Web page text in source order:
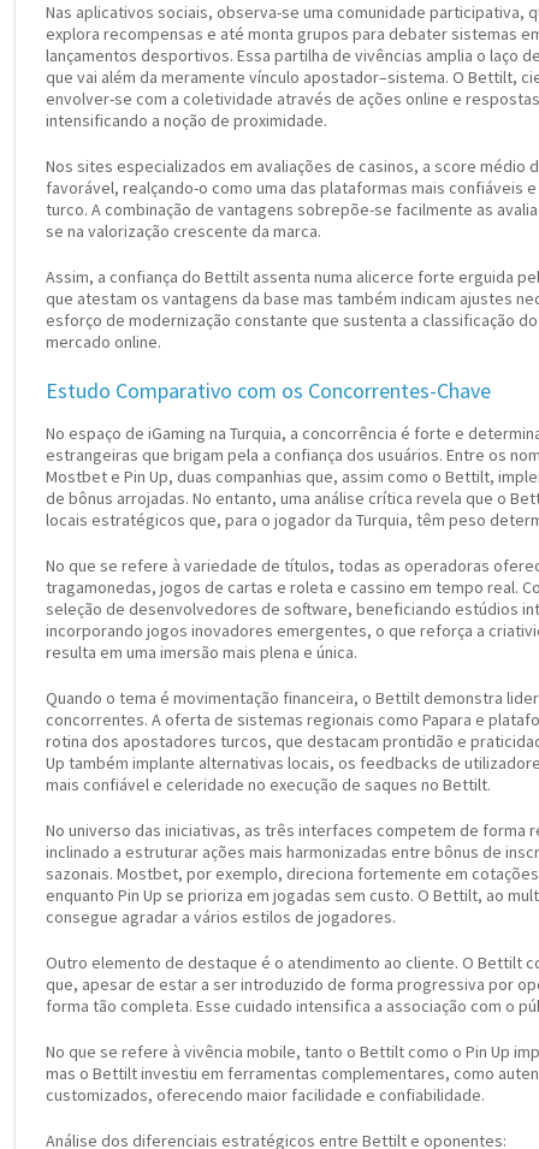
Nas aplicativos sociais, observa-se uma comunidade participativa,
explora recompensas e até monta grupos para debater sistemas
lançamentos desportivos. Essa partilha de vivências amplia o laço
que vai além da meramente vínculo apostador–sistema. O Bettilt,
envolver-se com a coletividade através de ações online e
intensificando a noção de proximidade.
Nos sites especializados em avaliações de casinos, a score médio
favorável, realçando-o como uma das plataformas mais confiáveis
turco. A combinação de vantagens sobrepõe-se facilmente as
se na valorização crescente da marca.
Assim, a confiança do Bettilt assenta numa alicerce forte erguida
que atestam os vantagens da base mas também indicam ajustes
esforço de modernização constante que sustenta a classificação
mercado online.
Estudo Comparativo com os Concorrentes-Chave
No espaço de iGaming na Turquia, a concorrência é forte e
estrangeiras que brigam pela a confiança dos usuários. Entre os
Mostbet e Pin Up, duas companhias que, assim como o Bettilt,
de bônus arrojadas. No entanto, uma análise crítica revela que o
locais estratégicos que, para o jogador da Turquia, têm peso
No que se refere à variedade de títulos, todas as operadoras
tragamonedas, jogos de cartas e roleta e cassino em tempo real.
seleção de desenvolvedores de software, beneficiando estúdios
incorporando jogos inovadores emergentes, o que reforça a
resulta em uma imersão mais plena e única.
Quando o tema é movimentação financeira, o Bettilt demonstra
concorrentes. A oferta de sistemas regionais como Papara e
rotina dos apostadores turcos, que destacam prontidão e
Up também implante alternativas locais, os feedbacks de
mais confiável e celeridade no execução de saques no Bettilt.
No universo das iniciativas, as três interfaces competem de forma
inclinado a estruturar ações mais harmonizadas entre bônus de
sazonais. Mostbet, por exemplo, direciona fortemente em
enquanto Pin Up se prioriza em jogadas sem custo. O Bettilt, ao
consegue agradar a vários estilos de jogadores.
Outro elemento de destaque é o atendimento ao cliente. O Bettilt
que, apesar de estar a ser introduzido de forma progressiva por
forma tão completa. Esse cuidado intensifica a associação com o
No que se refere à vivência mobile, tanto o Bettilt como o Pin Up
mas o Bettilt investiu em ferramentas complementares, como
customizados, oferecendo maior facilidade e confiabilidade.
Análise dos diferenciais estratégicos entre Bettilt e oponentes: